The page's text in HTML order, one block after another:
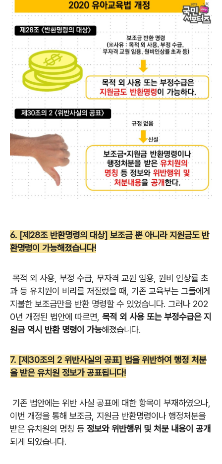
6. [제28조 반환명령의 대상] 보조금 뿐 아니라 지원금도 반
환명령이 가능해졌습니다!
목적 외 사용, 부정 수급, 무자격 교원 임용, 원비 인상률 초
과 등 유치원이 비리를 저질렀을 때, 기존 교육부는 그들에게
지불한 보조금만을 반환 명령할 수 있었습니다. 그러나 202
0년 개정된 법안에 따르면, 목적 외 사용 또는 부정수급은 지
원금 역시 반환 명령이 가능해졌습니다.
7. [제30조의 2 위반사실의 공표] 법을 위반하여 행정 처분
을 받은 유치원 정보가 공표됩니다!
기존 법안에는 위반 사실 공표에 대한 항목이 부재하였으나,
이번 개정을 통해 보조금, 지원금 반환명령이나 행정처분을
받은 유치원의 명칭 등 정보와 위반행위 및 처분 내용이 공개
되게 되었습니다.